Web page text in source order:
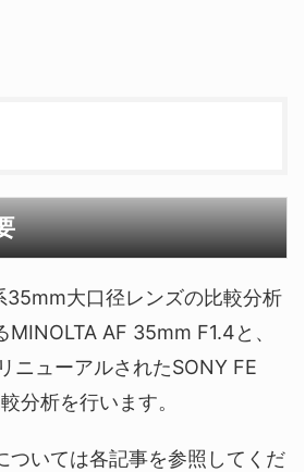
35mm大口径レンズの比較分析
MINOLTA AF 35mm F1.4と、
ニューアルされたSONY FE
分析を行います。
ついては各記事を参照してくだ